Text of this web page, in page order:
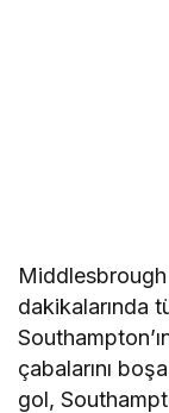
dakikalarında
çabalarını
gol,